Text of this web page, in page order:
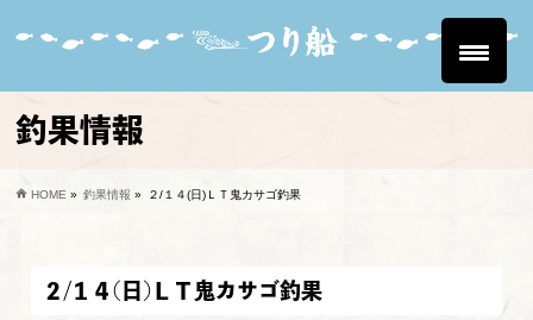
釣果情報
HOME » 釣果情報 » ２/１４(日)ＬＴ鬼カサゴ釣果
２/１４(日)ＬＴ鬼カサゴ釣果